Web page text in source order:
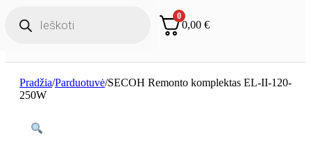
search
0
0,00€
Pradžia/Parduotuvė/SECOH Remonto komplektas EL-II-120-
250W